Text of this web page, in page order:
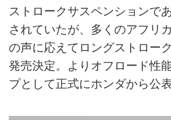
ストロークサスペンションで
されていたが、多くのアフリ
の声に応えてロングストロー
発売決定。よりオフロード性
プとして正式にホンダから公表